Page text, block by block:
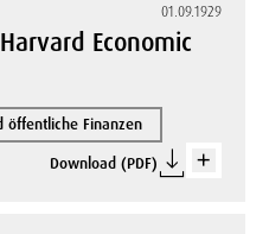
01.09.1929
Economic
öffentliche Finanzen
Download (PDF)